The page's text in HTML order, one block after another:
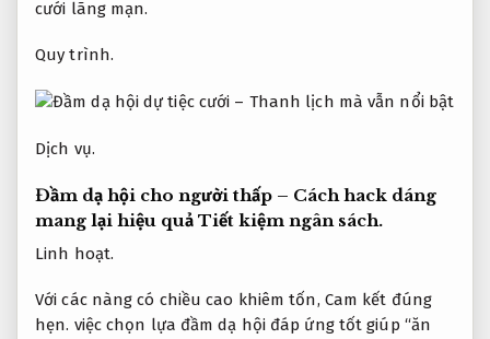
cưới lãng mạn.
Quy trình.
Dịch vụ.
Đầm dạ hội cho người thấp – Cách hack dáng
mang lại hiệu quả Tiết kiệm ngân sách.
Linh hoạt.
Với các nàng có chiều cao khiêm tốn, Cam kết đúng
hẹn. việc chọn lựa đầm dạ hội đáp ứng tốt giúp “ăn